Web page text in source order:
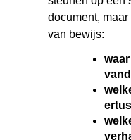
document,
van bewijs: